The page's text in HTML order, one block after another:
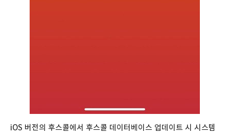
iOS 버전의 후스콜에서 후스콜 데이터베이스 업데이트 시 시스템